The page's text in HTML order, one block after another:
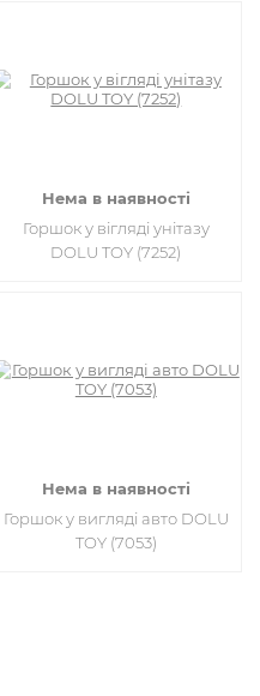
Нема в наявності
Горшок у вігляді унітазу
DOLU TOY (7252)
Нема в наявності
Горшок у вигляді авто DOLU
TOY (7053)